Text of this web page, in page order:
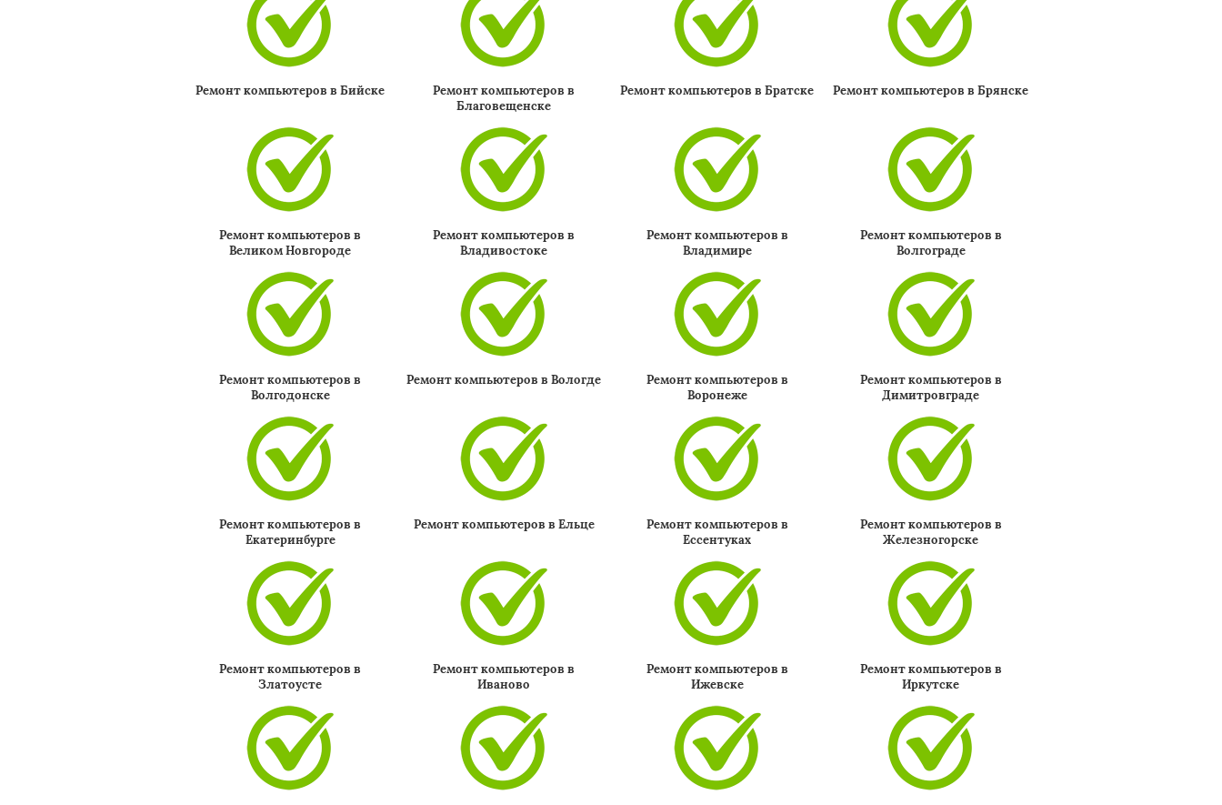
Ремонт компьютеров в Бийске
Ремонт компьютеров в
Благовещенске
Ремонт компьютеров в Братске Ремонт компьютеров в Брянске
Ремонт компьютеров в
Великом Новгороде
Ремонт компьютеров в
Владивостоке
Ремонт компьютеров в
Владимире
Ремонт компьютеров в
Волгограде
Ремонт компьютеров в
Волгодонске
Ремонт компьютеров в Вологде
Ремонт компьютеров в
Воронеже
Ремонт компьютеров в
Димитровграде
Ремонт компьютеров в
Екатеринбурге
Ремонт компьютеров в Ельце
Ремонт компьютеров в
Ессентуках
Ремонт компьютеров в
Железногорске
Ремонт компьютеров в
Златоусте
Ремонт компьютеров в
Иваново
Ремонт компьютеров в
Ижевске
Ремонт компьютеров в
Иркутске
×
Даю согласие на обработку персональных данных